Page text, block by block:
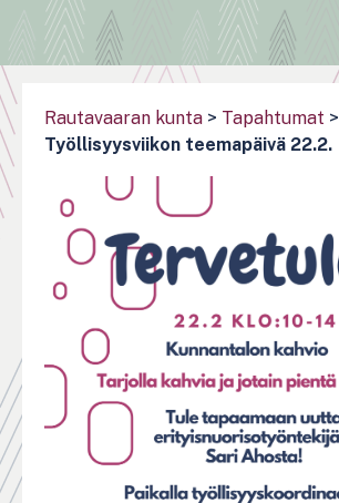
Rautavaaran kunta > Tapahtumat >
Työllisyysviikon teemapäivä 22.2.